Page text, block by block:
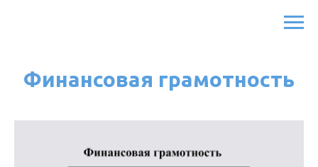
Финансовая грамотность